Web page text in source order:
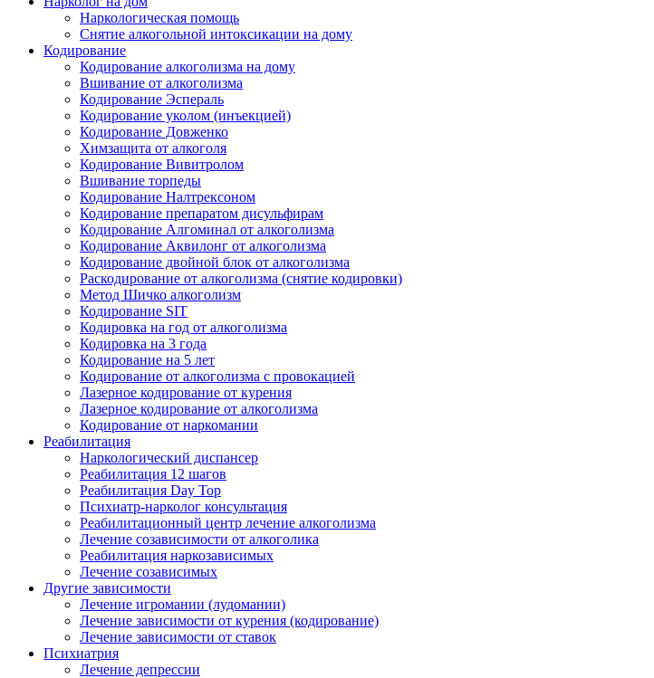
Наркологическая помощь
Снятие алкогольной интоксикации на дому
Кодирование
Кодирование алкоголизма на дому
Вшивание от алкоголизма
Кодирование Эспераль
Кодирование уколом (инъекцией)
Кодирование Довженко
Химзащита от алкоголя
Кодирование Вивитролом
Вшивание торпеды
Кодирование Налтрексоном
Кодирование препаратом дисульфирам
Кодирование Алгоминал от алкоголизма
Кодирование Аквилонг от алкоголизма
Кодирование двойной блок от алкоголизма
Раскодирование от алкоголизма (снятие кодировки)
Метод Шичко алкоголизм
Кодирование SIT
Кодировка на год от алкоголизма
Кодировка на 3 года
Кодирование на 5 лет
Кодирование от алкоголизма с провокацией
Лазерное кодирование от курения
Лазерное кодирование от алкоголизма
Кодирование от наркомании
Реабилитация
Наркологический диспансер
Реабилитация 12 шагов
Реабилитация Day Top
Психиатр-нарколог консультация
Реабилитационный центр лечение алкоголизма
Лечение созависимости от алкоголика
Реабилитация наркозависимых
Лечение созависимых
Другие зависимости
Лечение игромании (лудомании)
Лечение зависимости от курения (кодирование)
Лечение зависимости от ставок
Психиатрия
Лечение депрессии